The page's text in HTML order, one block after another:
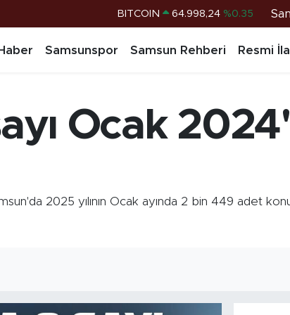
DOLAR 47,7436 %0.18
BİST100 13.779 %-14
BITCOIN 64.998,24 %0.35
Samsunspor Samsun Rehberi Resmi
Ocak
2025 yılının Ocak ayında 2 bin 449 adet konut